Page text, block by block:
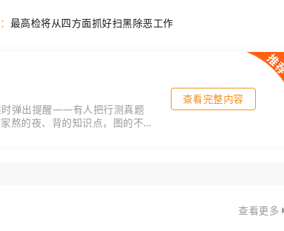
最高检将从四方面抓好扫黑除恶工作
时弹出提醒——有人把行测真题
熬的夜、背的知识点，图的不过
查看完整内容
查看更多